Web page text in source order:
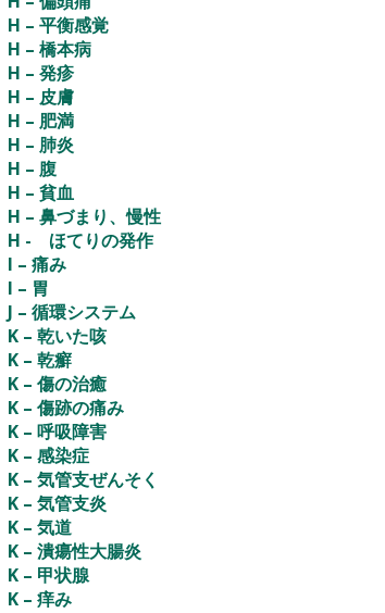
H – 平衡感覚
H – 橋本病
H – 発疹
H – 皮膚
H – 肥満
H – 肺炎
H – 腹
H – 貧血
H – 鼻づまり、慢性
H - ほてりの発作
I – 痛み
I – 胃
J – 循環システム
K – 乾いた咳
K – 乾癬
K – 傷の治癒
K – 傷跡の痛み
K – 呼吸障害
K – 感染症
K – 気管支ぜんそく
K – 気管支炎
K – 気道
K – 潰瘍性大腸炎
K – 甲状腺
K – 痒み